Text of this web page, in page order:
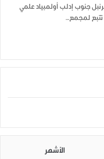
جنوب إدلب أولمبياد علمي
الأشهر